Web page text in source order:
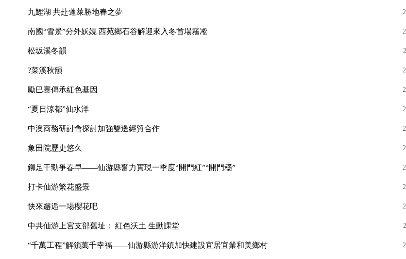
九鯉湖 共赴蓬萊勝地春之夢
南國“雪景”分外妖嬈 西苑鄉石谷解迎來入冬首場霧凇
松坂溪冬韻
?菜溪秋韻
勵巴寨傳承紅色基因
“夏日涼都”仙水洋
中澳商務研討會探討加強雙邊經貿合作
象田院歷史悠久
鉚足干勁爭春早——仙游縣奮力實現一季度“開門紅”“開門穩”
打卡仙游繁花盛景
快來邂逅一場櫻花吧
中共仙游上宮支部舊址： 紅色沃土 生動課堂
“千萬工程”解鎖萬千幸福——仙游縣游洋鎮加快建設宜居宜業和美鄉村